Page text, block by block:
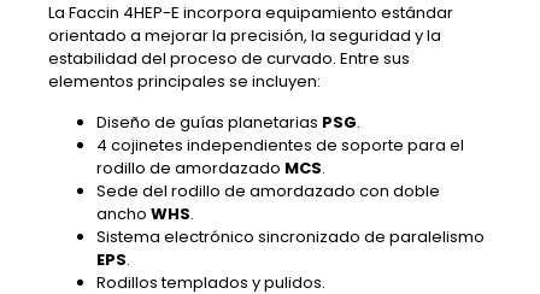
La Faccin 4HEP-E incorpora equipamiento estándar
orientado a mejorar la precisión, la seguridad y la
estabilidad del proceso de curvado. Entre sus
elementos principales se incluyen:
Diseño de guías planetarias PSG.
4 cojinetes independientes de soporte para el
rodillo de amordazado MCS.
Sede del rodillo de amordazado con doble
ancho WHS.
Sistema electrónico sincronizado de paralelismo
EPS.
Rodillos templados y pulidos.